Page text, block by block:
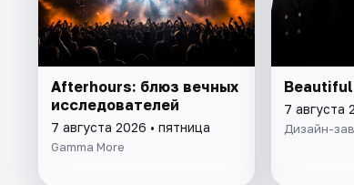
Afterhours: блюз вечных
исследователей
7 августа 2026 • пятница
Gamma More
7 августа
Дизайн-